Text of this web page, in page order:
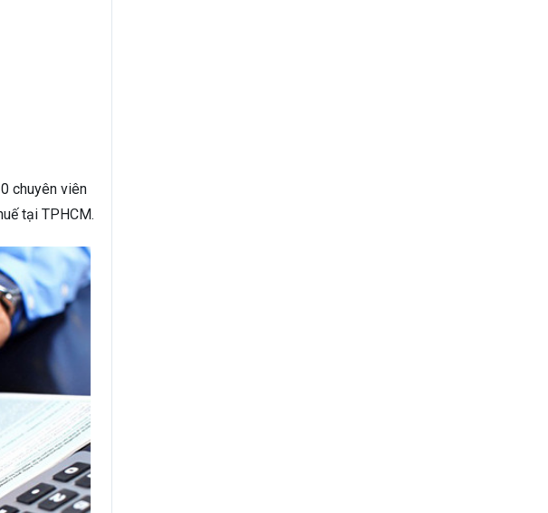
chuyên viên
tại TPHCM.